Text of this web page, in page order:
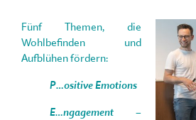
Fünf Themen, die
Wohlbefinden und
Aufblühen fördern:
P…ositive Emotions
E…ngagement –